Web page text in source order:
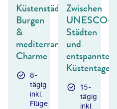
Küstenstädte,
Burgen
&
mediterraner
Charme
8-
tägig
inkl.
Flüge
Zwischen
UNESCO-
Städten
und
entspannten
Küstentagen
15-
tägig
inkl.